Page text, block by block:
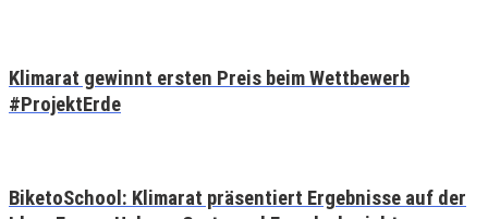
Klimarat gewinnt ersten Preis beim Wettbewerb
#ProjektErde
BiketoSchool: Klimarat präsentiert Ergebnisse auf der